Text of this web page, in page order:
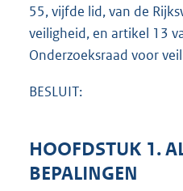
55, vijfde lid, van de
veiligheid, en artikel 13
Onderzoeksraad voor
BESLUIT:
HOOFDSTUK 1.
BEPALINGEN